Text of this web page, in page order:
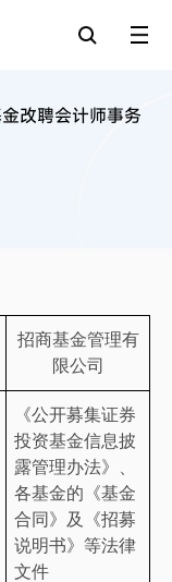
改聘会计师事务
招商基金管理有
限公司
《公开募集证券
投资基金信息披
露管理办法》、
各基金的《基金
合同》及《招募
说明书》等法律
文件